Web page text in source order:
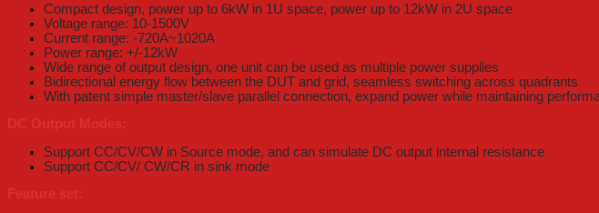
Compact design, power up to 6kW in 1U space, power up to 12kW in 2U space
Voltage range: 10-1500V
Current range: -720A~1020A
Power range: +/-12kW
Wide range of output design, one unit can be used as multiple power supplies
Bidirectional energy flow between the DUT and grid, seamless switching across quadrants
With patent simple master/slave parallel connection, expand power while maintaining
Support CC/CV/CW in Source mode, and can simulate DC output internal resistance
Support CC/CV/ CW/CR in sink mode